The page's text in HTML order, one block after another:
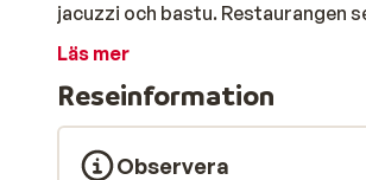
jacuzzi och bastu. Restaurangen
Läs mer
Reseinformation
Observera